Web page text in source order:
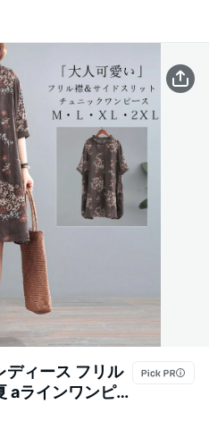
ディース フリル
aラインワンピー
ワンピース 綿麻
ス 春 aライン